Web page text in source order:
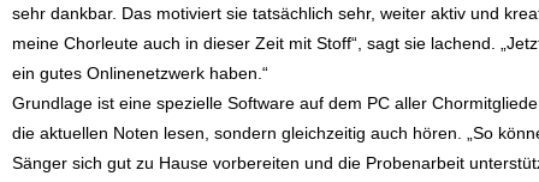
sehr dankbar. Das motiviert sie tatsächlich sehr, weiter aktiv und
meine Chorleute auch in dieser Zeit mit Stoff“, sagt sie lachend.
ein gutes Onlinenetzwerk haben.“
Grundlage ist eine spezielle Software auf dem PC aller
die aktuellen Noten lesen, sondern gleichzeitig auch hören. „So
Sänger sich gut zu Hause vorbereiten und die Probenarbeit